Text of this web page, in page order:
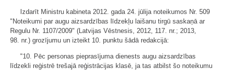
Izdarīt Ministru kabineta 2012. gada 24. jūlija noteikumos Nr. 509
"Noteikumi par augu aizsardzības līdzekļu laišanu tirgū saskaņā ar
Regulu Nr. 1107/2009" (Latvijas Vēstnesis, 2012, 117. nr.; 2013,
98. nr.) grozījumu un izteikt 10. punktu šādā redakcijā:
"10. Pēc personas pieprasījuma dienests augu aizsardzības
līdzekli reģistrē trešajā reģistrācijas klasē, ja tas atbilst šo noteikumu